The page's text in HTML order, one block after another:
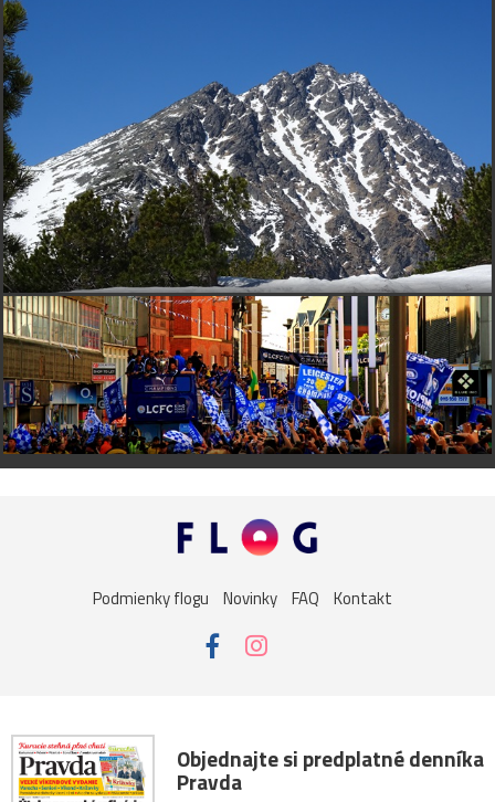
Podmienky flogu Novinky FAQ Kontakt
Objednajte si predplatné denníka
Pravda